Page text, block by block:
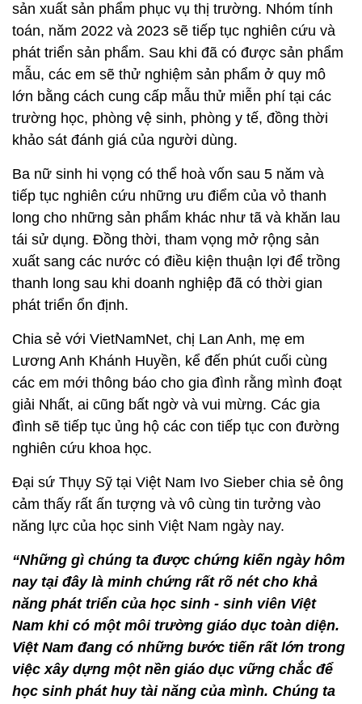
sản xuất sản phẩm phục vụ thị trường. Nhóm tính
toán, năm 2022 và 2023 sẽ tiếp tục nghiên cứu và
phát triển sản phẩm. Sau khi đã có được sản phẩm
mẫu, các em sẽ thử nghiệm sản phẩm ở quy mô
lớn bằng cách cung cấp mẫu thử miễn phí tại các
trường học, phòng vệ sinh, phòng y tế, đồng thời
khảo sát đánh giá của người dùng.
Ba nữ sinh hi vọng có thể hoà vốn sau 5 năm và
tiếp tục nghiên cứu những ưu điểm của vỏ thanh
long cho những sản phẩm khác như tã và khăn lau
tái sử dụng. Đồng thời, tham vọng mở rộng sản
xuất sang các nước có điều kiện thuận lợi để trồng
thanh long sau khi doanh nghiệp đã có thời gian
phát triển ổn định.
Chia sẻ với VietNamNet, chị Lan Anh, mẹ em
Lương Anh Khánh Huyền, kể đến phút cuối cùng
các em mới thông báo cho gia đình rằng mình đoạt
giải Nhất, ai cũng bất ngờ và vui mừng. Các gia
đình sẽ tiếp tục ủng hộ các con tiếp tục con đường
nghiên cứu khoa học.
Đại sứ Thụy Sỹ tại Việt Nam Ivo Sieber chia sẻ ông
cảm thấy rất ấn tượng và vô cùng tin tưởng vào
năng lực của học sinh Việt Nam ngày nay.
“Những gì chúng ta được chứng kiến ngày hôm
nay tại đây là minh chứng rất rõ nét cho khả
năng phát triển của học sinh - sinh viên Việt
Nam khi có một môi trường giáo dục toàn diện.
Việt Nam đang có những bước tiến rất lớn trong
việc xây dựng một nền giáo dục vững chắc để
học sinh phát huy tài năng của mình. Chúng ta